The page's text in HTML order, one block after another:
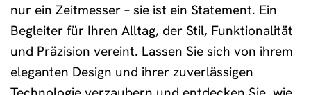
nur ein Zeitmesser – sie ist ein Statement. Ein
Begleiter für Ihren Alltag, der Stil, Funktionalität
und Präzision vereint. Lassen Sie sich von ihrem
eleganten Design und ihrer zuverlässigen